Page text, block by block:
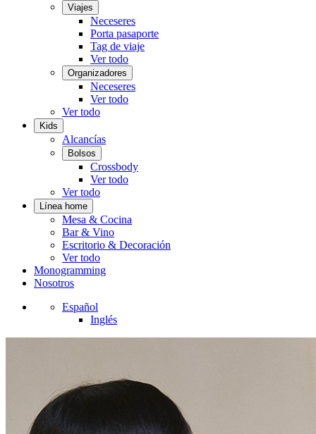
Viajes
Neceseres
Porta pasaporte
Tag de viaje
Ver todo
Organizadores
Neceseres
Ver todo
Ver todo
Kids
Alcancías
Bolsos
Crossbody
Ver todo
Ver todo
Línea home
Mesa & Cocina
Bar & Vino
Escritorio & Decoración
Ver todo
Monogramming
Nosotros
Español
Inglés